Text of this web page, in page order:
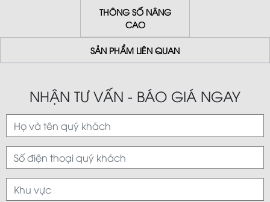
THÔNG SỐ NÂNG
CAO
SẢN PHẨM LIÊN QUAN
NHẬN TƯ VẤN - BÁO GIÁ NGAY